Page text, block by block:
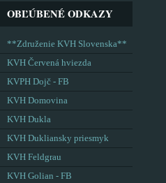
OBĽÚBENÉ ODKAZY
**Združenie KVH Slovenska**
KVH Červená hviezda
KVPH Dojč - FB
KVH Domovina
KVH Dukla
KVH Dukliansky priesmyk
KVH Feldgrau
KVH Golian - FB